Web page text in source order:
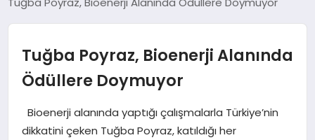
TEKNOLOJI
SIYASET
SPOR
YAŞAM
Tuğba Poyraz, Bioenerji Alanında
Ödüllere Doymuyor
Bioenerji alanında yaptığı çalışmalarla Türkiye’nin
dikkatini çeken Tuğba Poyraz, katıldığı her